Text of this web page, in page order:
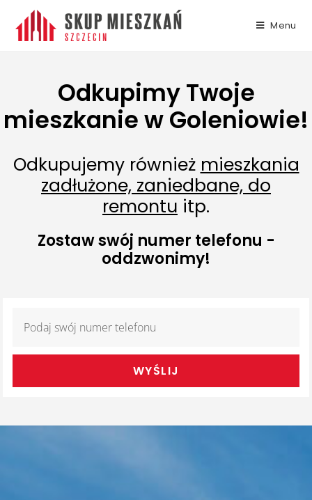
Menu
Odkupimy Twoje
mieszkanie w Goleniowie!
Odkupujemy również mieszkania
zadłużone, zaniedbane, do
remontu itp.
Zostaw swój numer telefonu -
oddzwonimy!
WYŚLIJ